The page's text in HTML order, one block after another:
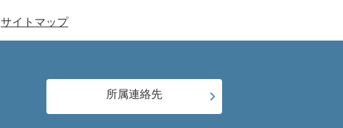
サイトマップ
所属連絡先